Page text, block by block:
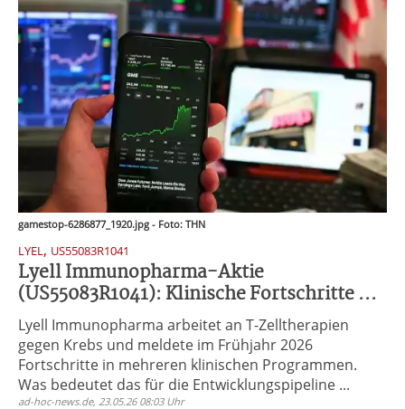
gamestop-6286877_1920.jpg - Foto: THN
LYEL, US55083R1041
Lyell Immunopharma-Aktie
(US55083R1041): Klinische Fortschritte ...
Lyell Immunopharma arbeitet an T-Zelltherapien
gegen Krebs und meldete im Frühjahr 2026
Fortschritte in mehreren klinischen Programmen.
Was bedeutet das für die Entwicklungspipeline ...
ad-hoc-news.de, 23.05.26 08:03 Uhr